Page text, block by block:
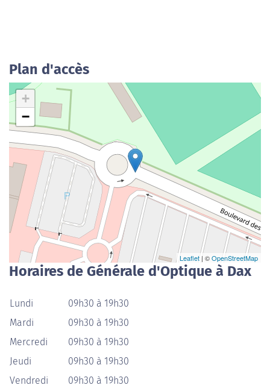
Plan d'accès
+
−
Leaflet | ©OpenStreetMap
Horaires de Générale d'Optique à Dax
Lundi
09h30 à 19h30
Mardi
09h30 à 19h30
Mercredi
09h30 à 19h30
Jeudi
09h30 à 19h30
Vendredi
09h30 à 19h30